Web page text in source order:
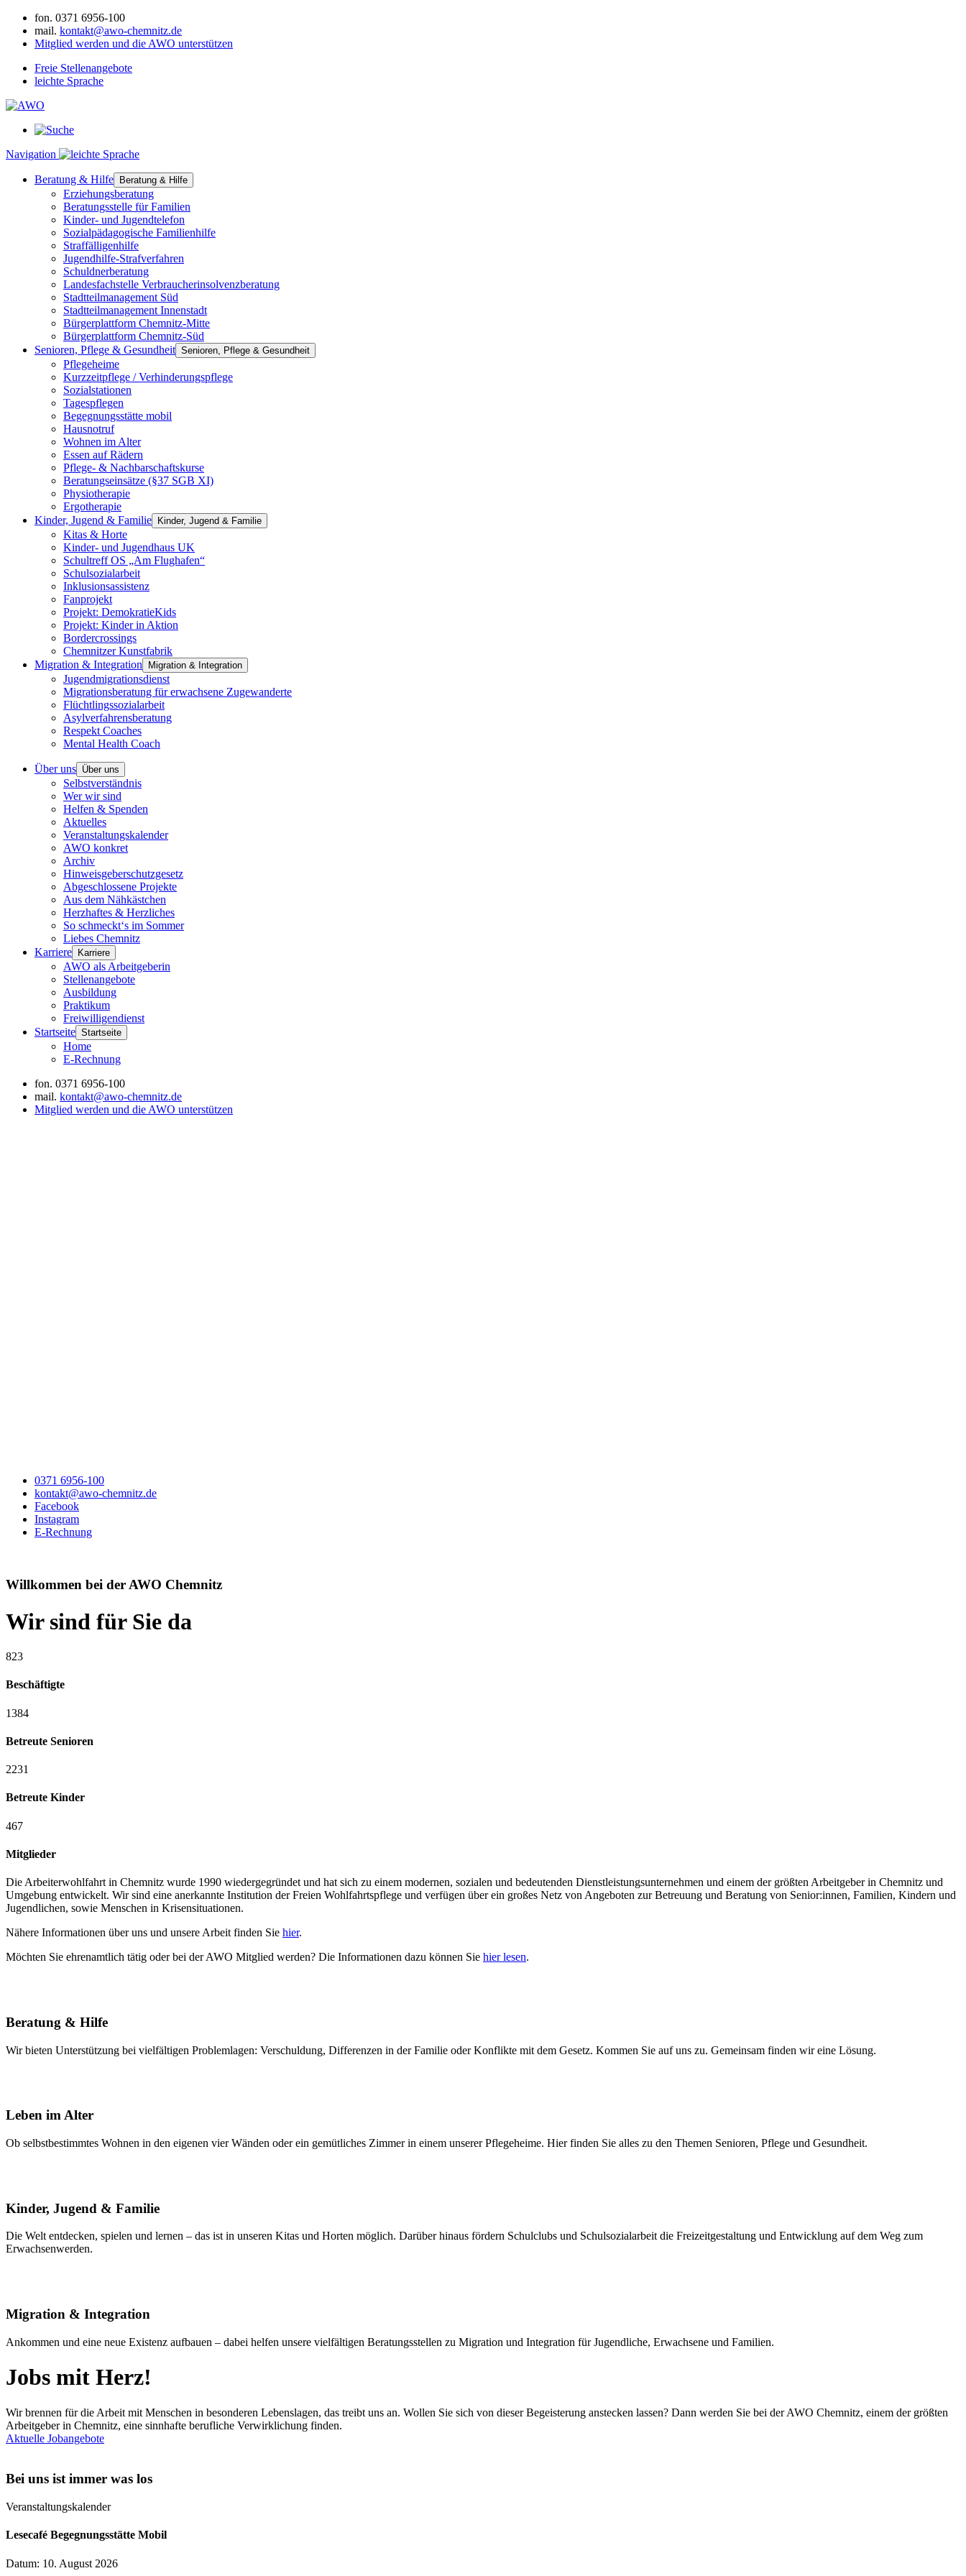
fon. 0371 6956-100
mail. kontakt@awo-chemnitz.de
Mitglied werden und die AWO unterstützen
Freie Stellenangebote
leichte Sprache
Navigation
Beratung & Hilfe Beratung & Hilfe
Erziehungsberatung
Beratungsstelle für Familien
Kinder- und Jugendtelefon
Sozialpädagogische Familienhilfe
Straffälligenhilfe
Jugendhilfe-Strafverfahren
Schuldnerberatung
Landesfachstelle Verbraucherinsolvenzberatung
Stadtteilmanagement Süd
Stadtteilmanagement Innenstadt
Bürgerplattform Chemnitz-Mitte
Bürgerplattform Chemnitz-Süd
Senioren, Pflege & Gesundheit Senioren, Pflege & Gesundheit
Pflegeheime
Kurzzeitpflege / Verhinderungspflege
Sozialstationen
Tagespflegen
Begegnungsstätte mobil
Hausnotruf
Wohnen im Alter
Essen auf Rädern
Pflege- & Nachbarschaftskurse
Beratungseinsätze (§37 SGB XI)
Physiotherapie
Ergotherapie
Kinder, Jugend & Familie
Kinder, Jugend & Familie
Kitas & Horte
Kinder- und Jugendhaus UK
Schultreff OS „Am Flughafen“
Schulsozialarbeit
Inklusionsassistenz
Fanprojekt
Projekt: DemokratieKids
Projekt: Kinder in Aktion
Bordercrossings
Chemnitzer Kunstfabrik
Migration & Integration
Migration & Integration
Jugendmigrationsdienst
Migrationsberatung für erwachsene Zugewanderte
Flüchtlingssozialarbeit
Asylverfahrensberatung
Respekt Coaches
Mental Health Coach
Über uns Über uns
Selbstverständnis
Wer wir sind
Helfen & Spenden
Aktuelles
Veranstaltungskalender
AWO konkret
Archiv
Hinweisgeberschutzgesetz
Abgeschlossene Projekte
Aus dem Nähkästchen
Herzhaftes & Herzliches
So schmeckt‘s im Sommer
Liebes Chemnitz
Karriere
Karriere
AWO als Arbeitgeberin
Stellenangebote
Ausbildung
Praktikum
Freiwilligendienst
Startseite Startseite
Home
E-Rechnung
fon. 0371 6956-100
mail. kontakt@awo-chemnitz.de
Mitglied werden und die AWO unterstützen
0371 6956-100
kontakt@awo-chemnitz.de
Facebook
Instagram
E-Rechnung
Willkommen bei der AWO Chemnitz
Wir sind für Sie da
823
Beschäftigte
1384
Betreute Senioren
2231
Betreute Kinder
467
Mitglieder
Die Arbeiterwohlfahrt in Chemnitz wurde 1990 wiedergegründet und hat sich zu einem modernen, sozialen und bedeutenden Dienstleistungsunternehmen und einem der größten Arbeitgeber in Chemnitz und
Umgebung entwickelt. Wir sind eine anerkannte Institution der Freien Wohlfahrtspflege und verfügen über ein großes Netz von Angeboten zur Betreuung und Beratung von Senior:innen, Familien, Kindern und
Jugendlichen, sowie Menschen in Krisensituationen.
Nähere Informationen über uns und unsere Arbeit finden Sie hier.
Möchten Sie ehrenamtlich tätig oder bei der AWO Mitglied werden? Die Informationen dazu können Sie hier lesen.
Beratung & Hilfe
Wir bieten Unterstützung bei vielfältigen Problemlagen: Verschuldung, Differenzen in der Familie oder Konflikte mit dem Gesetz. Kommen Sie auf uns zu. Gemeinsam finden wir eine Lösung.
Leben im Alter
Ob selbstbestimmtes Wohnen in den eigenen vier Wänden oder ein gemütliches Zimmer in einem unserer Pflegeheime. Hier finden Sie alles zu den Themen Senioren, Pflege und Gesundheit.
Kinder, Jugend & Familie
Die Welt entdecken, spielen und lernen – das ist in unseren Kitas und Horten möglich. Darüber hinaus fördern Schulclubs und Schulsozialarbeit die Freizeitgestaltung und Entwicklung auf dem Weg zum
Erwachsenwerden.
Migration & Integration
Ankommen und eine neue Existenz aufbauen – dabei helfen unsere vielfältigen Beratungsstellen zu Migration und Integration für Jugendliche, Erwachsene und Familien.
Jobs mit Herz!
Wir brennen für die Arbeit mit Menschen in besonderen Lebenslagen, das treibt uns an. Wollen Sie sich von dieser Begeisterung anstecken lassen? Dann werden Sie bei der AWO Chemnitz, einem der größten
Arbeitgeber in Chemnitz, eine sinnhafte berufliche Verwirklichung finden.
Aktuelle Jobangebote
Bei uns ist immer was los
Veranstaltungskalender
Lesecafé Begegnungsstätte Mobil
Datum: 10. August 2026